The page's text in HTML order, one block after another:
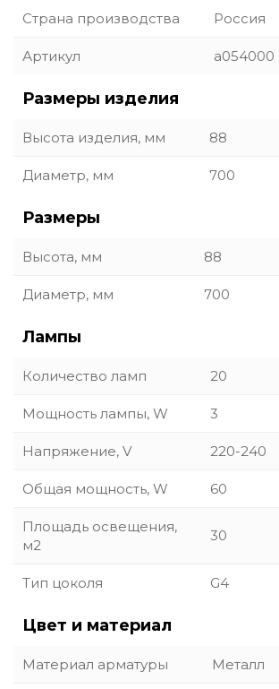
Страна производства Россия
Артикул a054000
Размеры изделия
Высота изделия, мм 88
Диаметр, мм 700
Размеры
Высота, мм 88
Диаметр, мм 700
Лампы
Количество ламп 20
Мощность лампы, W 3
Напряжение, V 220-240
Общая мощность, W 60
Площадь освещения,
м2
30
Тип цоколя G4
Цвет и материал
Материал арматуры Металл